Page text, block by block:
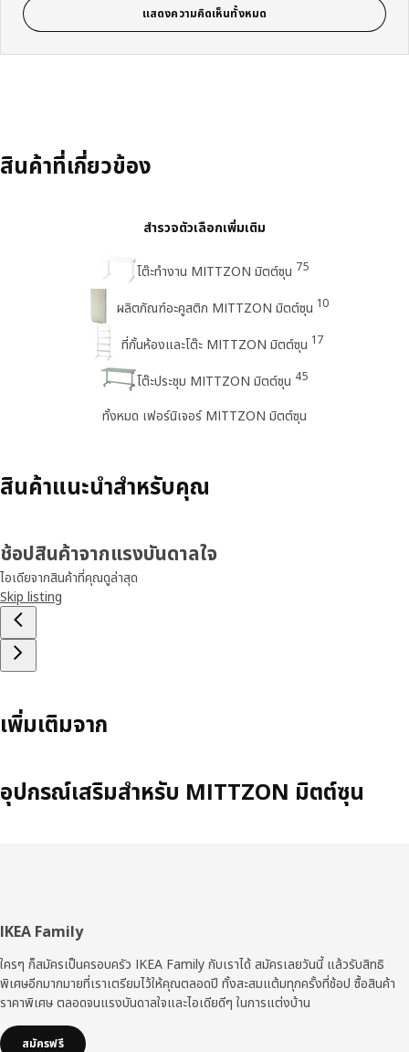
แสดงความคิดเห็นทั้งหมด
สินค้าที่เกี่ยวข้อง
สำรวจตัวเลือกเพิ่มเติม
โต๊ะทำงาน MITTZON มิตต์ซุน 75
ผลิตภัณฑ์อะคูสติก MITTZON มิตต์ซุน 10
ที่กั้นห้องและโต๊ะ MITTZON มิตต์ซุน 17
โต๊ะประชุม MITTZON มิตต์ซุน 45
ทั้งหมด เฟอร์นิเจอร์ MITTZON มิตต์ซุน
สินค้าแนะนำสำหรับคุณ
ช้อปสินค้าจากแรงบันดาลใจ
ไอเดียจากสินค้าที่คุณดูล่าสุด
Skip listing
เพิ่มเติมจาก
อุปกรณ์เสริมสำหรับ MITTZON มิตต์ซุน
ส่วน
ท้าย
IKEA Family
ใครๆ ก็สมัครเป็นครอบครัว IKEA Family กับเราได้ สมัครเลยวันนี้ แล้วรับสิทธิ
พิเศษอีกมากมายที่เราเตรียมไว้ให้คุณตลอดปี ทั้งสะสมแต้มทุกครั้งที่ช้อป ซื้อสินค้า
ราคาพิเศษ ตลอดจนแรงบันดาลใจและไอเดียดีๆ ในการแต่งบ้าน
สมัครฟรี